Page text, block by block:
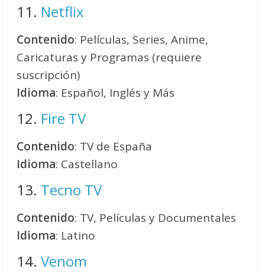
11. Netflix
Contenido: Películas, Series, Anime,
Caricaturas y Programas (requiere
suscripción)
Idioma: Español, Inglés y Más
12. Fire TV
Contenido: TV de España
Idioma: Castellano
13. Tecno TV
Contenido: TV, Películas y Documentales
Idioma: Latino
14.Venom